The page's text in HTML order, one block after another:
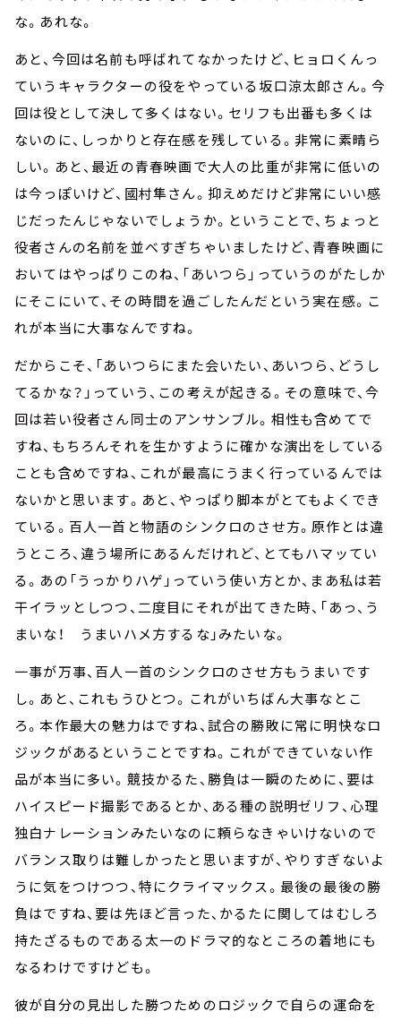
な。あれな。
あと、今回は名前も呼ばれてなかったけど、ヒョロくんっ
ていうキャラクターの役をやっている坂口涼太郎さん。今
回は役として決して多くはない。セリフも出番も多くは
ないのに、しっかりと存在感を残している。非常に素晴ら
しい。あと、最近の青春映画で大人の比重が非常に低いの
は今っぽいけど、國村隼さん。抑えめだけど非常にいい感
じだったんじゃないでしょうか。ということで、ちょっと
役者さんの名前を並べすぎちゃいましたけど、青春映画に
おいてはやっぱりこのね、「あいつら」っていうのがたしか
にそこにいて、その時間を過ごしたんだという実在感。こ
れが本当に大事なんですね。
だからこそ、「あいつらにまた会いたい、あいつら、どうし
てるかな？」っていう、この考えが起きる。その意味で、今
回は若い役者さん同士のアンサンブル。相性も含めてで
すね、もちろんそれを生かすように確かな演出をしている
ことも含めですね、これが最高にうまく行っているんでは
ないかと思います。あと、やっぱり脚本がとてもよくでき
ている。百人一首と物語のシンクロのさせ方。原作とは違
うところ、違う場所にあるんだけれど、とてもハマッてい
る。あの「うっかりハゲ」っていう使い方とか、まあ私は若
干イラッとしつつ、二度目にそれが出てきた時、「あっ、う
まいな！ うまいハメ方するな」みたいな。
一事が万事、百人一首のシンクロのさせ方もうまいです
し。あと、これもうひとつ。これがいちばん大事なとこ
ろ。本作最大の魅力はですね、試合の勝敗に常に明快なロ
ジックがあるということですね。これができていない作
品が本当に多い。競技かるた、勝負は一瞬のために、要は
ハイスピード撮影であるとか、ある種の説明ゼリフ、心理
独白ナレーションみたいなのに頼らなきゃいけないので
バランス取りは難しかったと思いますが、やりすぎないよ
うに気をつけつつ、特にクライマックス。最後の最後の勝
負はですね、要は先ほど言った、かるたに関してはむしろ
持たざるものである太一のドラマ的なところの着地にも
なるわけですけども。
彼が自分の見出した勝つためのロジックで自らの運命を